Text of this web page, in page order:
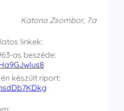
Katona Zsombor, 7.a
linkek:
as beszéde:
készült riport: